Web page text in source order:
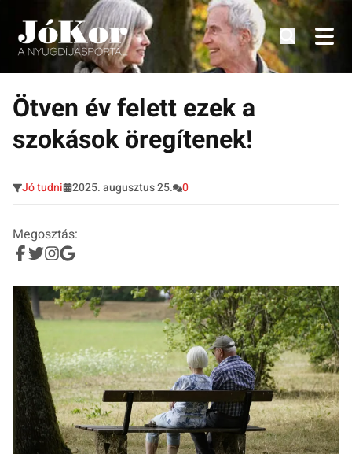
Tovább
tartalomra
Tudnivalók, érdekességek idősek számára.
Ötven év felett ezek a
szokások öregítenek!
Jó tudni 2025. augusztus 25. 0
Megosztás: